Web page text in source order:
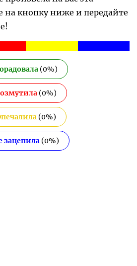
на кнопку ниже и передайте
(0%)
(0%)
(0%)
зацепила (0%)